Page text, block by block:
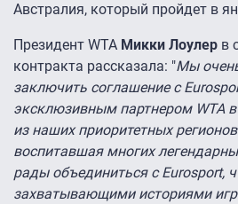
Австралия, который пройдет в
Президент WTA Микки Лоулер в
контракта рассказала: "Мы
заключить соглашение с
эксклюзивным партнером WTA
из наших приоритетных
воспитавшая многих
рады объединиться с Eurosport,
захватывающими историями